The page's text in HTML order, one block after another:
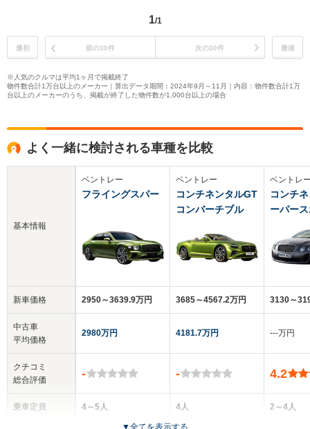
1/1
最初 前の30件 次の30件 最後
※人気のクルマは平均1ヶ月で掲載終了
物件数合計1万台以上のメーカー｜算出データ期間：2024年9月～11月｜内容：物件数合計1万
台以上のメーカーのうち、掲載が終了した物件数が1,000台以上の場合
よく一緒に検討される車種を比較
基本情報
新車価格
中古車
平均価格
クチコミ
総合評価
乗車定員
ベントレー
フライングスパー
2950～3639.9万円
2980万円
-
4～5人
ベントレー
コンチネンタルGT
コンバーチブル
3685～4567.2万円
4181.7万円
-
4人
ベントレ
コンチ
ーパー
3130～
‐‐‐万円
4.2
2～4人